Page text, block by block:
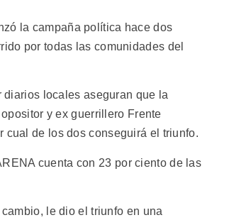
la campaña política hace dos
por todas las comunidades del
locales aseguran que la
y ex guerrillero Frente
cual de los dos conseguirá el triunfo.
cuenta con 23 por ciento de las
le dio el triunfo en una